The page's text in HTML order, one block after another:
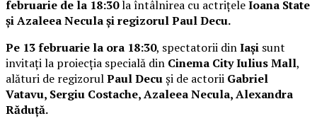
februarie de la 18:30la întâlnirea cu actrițeleIoana State
și Azaleea Necula și regizorul Paul Decu.
Pe 13 februarie la ora 18:30, spectatorii dinIași sunt
invitați la proiecția specială din Cinema City Iulius Mall,
alături de regizorulPaul Decuși de actorii Gabriel
Vatavu, Sergiu Costache, Azaleea Necula, Alexandra
Răduță.